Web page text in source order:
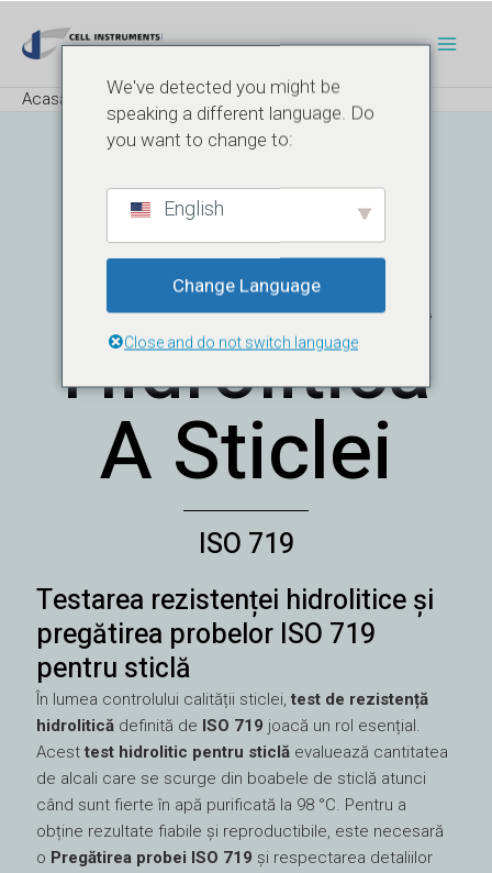
conținut
Acasă Blog Test de rezistență hidrolitică ISO 719
Test De
Rezistență
Hidrolitică
A Sticlei
ISO 719
Testarea rezistenței hidrolitice și
pregătirea probelor ISO 719
pentru sticlă
În lumea controlului calității sticlei,test de rezistență
hidrolitică definită de ISO 719 joacă un rol esențial.
Acesttest hidrolitic pentru sticlă evaluează cantitatea
de alcali care se scurge din boabele de sticlă atunci
când sunt fierte în apă purificată la 98 °C. Pentru a
obține rezultate fiabile și reproductibile, este necesară
o Pregătirea probei ISO 719 și respectarea detaliilor
navigare
We've detected you might be
speaking a different language. Do
you want to change to:
English
Change Language
Close and do not switch language